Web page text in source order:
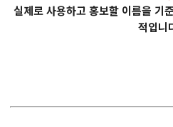
실제로 사용하고 홍보할 이름을 기
적입니